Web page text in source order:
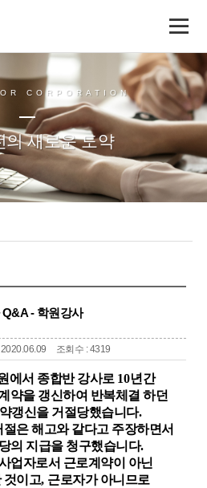
CORPORATION
의 새로운 도약
Q&A - 학원강사
조회수 : 4319
에서 종합반 강사로 10년간
약을 갱신하여 반복체결 하던
갱신을 거절당했습니다.
은 해고와 같다고 주장하면서
의 지급을 청구했습니다.
업자로서 근로계약이 아닌
것이고, 근로자가 아니므로